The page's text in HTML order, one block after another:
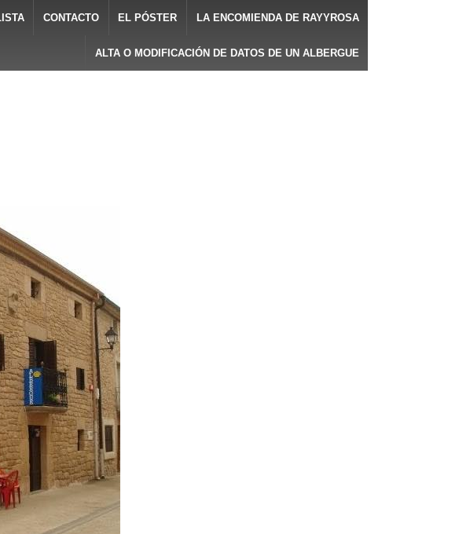
CONTACTO EL PÓSTER LA ENCOMIENDA DE RAYYROSA
ALTA O MODIFICACIÓN DE DATOS DE UN ALBERGUE